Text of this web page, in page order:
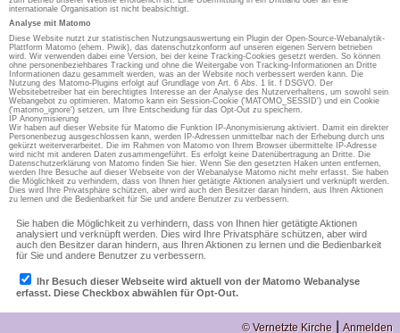
internationale Organisation ist nicht beabsichtigt.
Analyse mit Matomo
Diese Website nutzt zur statistischen Nutzungsauswertung ein Plugin der Open-Source-Webanalytik-
Plattform Matomo (ehem. Piwik), das datenschutzkonform auf unseren eigenen Servern betrieben
wird. Wir verwenden dabei eine Version, bei der keine Tracking-Cookies gesetzt werden. So können
ohne personenbeziehbares Tracking und ohne die Weitergabe von Tracking-Informationen an Dritte
Informationen dazu gesammelt werden, was an der Website noch verbessert werden kann. Die
Nutzung des Matomo-Plugins erfolgt auf Grundlage von Art. 6 Abs. 1 lit. f DSGVO. Der
Websitebetreiber hat ein berechtigtes Interesse an der Analyse des Nutzerverhaltens, um sowohl sein
Webangebot zu optimieren. Matomo kann ein Session-Cookie ('MATOMO_SESSID') und ein Cookie
('matomo_ignore') setzen, um Ihre Entscheidung für das Opt-Out zu speichern.
IP Anonymisierung
Wir haben auf dieser Website für Matomo die Funktion IP-Anonymisierung aktiviert. Damit ein direkter
Personenbezug ausgeschlossen kann, werden IP-Adressen unmittelbar nach der Erhebung durch uns
gekürzt weiterverarbeitet. Die im Rahmen von Matomo von Ihrem Browser übermittelte IP-Adresse
wird nicht mit anderen Daten zusammengeführt. Es erfolgt keine Datenübertragung an Dritte. Die
Datenschutzerklärung von Matomo finden Sie hier. Wenn Sie den gesetzten Haken unten entfernen,
werden Ihre Besuche auf dieser Webseite von der Webanalyse Matomo nicht mehr erfasst. Sie haben
die Möglichkeit zu verhindern, dass von Ihnen hier getätigte Aktionen analysiert und verknüpft werden.
Dies wird Ihre Privatsphäre schützen, aber wird auch den Besitzer daran hindern, aus Ihren Aktionen
zu lernen und die Bedienbarkeit für Sie und andere Benutzer zu verbessern.
© Vernetzte Kirche Anmelden